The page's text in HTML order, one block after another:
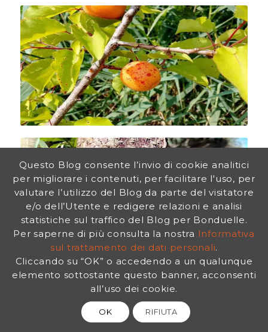
Detto anche impallinatura, è una malattia
Questo Blog consente l’invio di cookie analitici
per migliorare i contenuti, per facilitare l'uso, per
valutare l’utilizzo del Blog da parte del visitatore
e/o dell’Utente e redigere relazioni e analisi
statistiche sul traffico del Blog per Bonduelle.
Per saperne di più consulta la nostra Informativa
sul trattamento dei dati personali.
Cliccando su “OK” o accedendo a un qualunque
elemento sottostante questo banner, acconsenti
all’uso dei cookie.
OK RIFIUTA